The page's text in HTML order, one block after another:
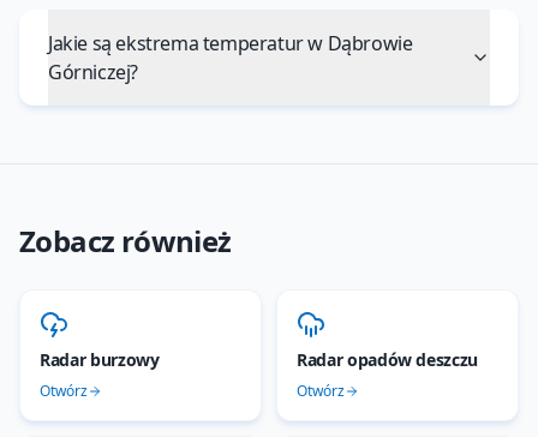
Jakie są ekstrema temperatur w Dąbrowie
Górniczej?
Zobacz również
Radar burzowy
Otwórz
Radar opadów deszczu
Otwórz